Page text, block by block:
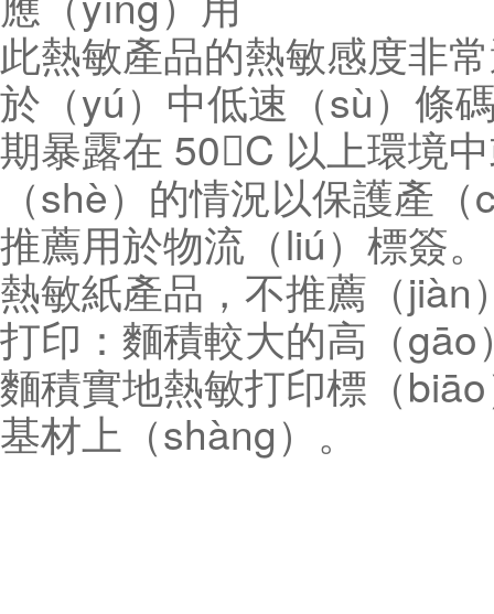
此熱敏產品的熱敏感度非
於（yú）中低速（sù）條
期暴露在 50C 以上環境
（shè）的情況以保護產
推薦用於物流（liú）標簽。
熱敏紙產品，不推薦（
打印：麵積較大的高（
麵積實地熱敏打印標（
基材上（shàng）。